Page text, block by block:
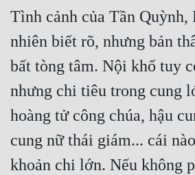
Tình cảnh của Tần
nhiên biết rõ, nhưng bản
bất tòng tâm. Nội khố tuy
nhưng chi tiêu trong cung
hoàng tử công chúa, hậu
cung nữ thái giám... cái
khoản chi lớn. Nếu không